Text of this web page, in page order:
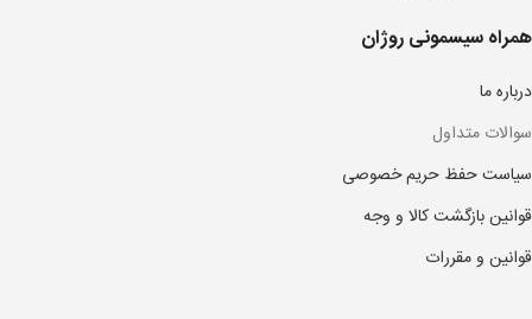
همراه سیسمونی روژان
درباره ما
سوالات متداول
سیاست حفظ حریم خصوصی
قوانین بازگشت کالا و وجه
قوانین و مقررات